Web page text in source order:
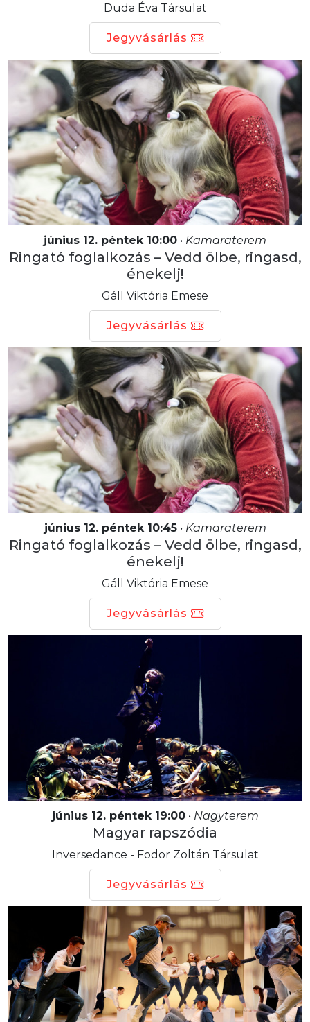
Duda Éva Társulat
Jegyvásárlás
június 12. péntek 10:00 • Kamaraterem
Ringató foglalkozás – Vedd ölbe, ringasd,
énekelj!
Gáll Viktória Emese
Jegyvásárlás
június 12. péntek 10:45• Kamaraterem
Ringató foglalkozás – Vedd ölbe, ringasd,
énekelj!
Gáll Viktória Emese
Jegyvásárlás
június 12. péntek 19:00• Nagyterem
Magyar rapszódia
Inversedance - Fodor Zoltán Társulat
Jegyvásárlás